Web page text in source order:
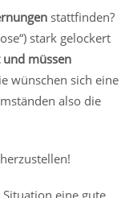
stattfinden?
stark gelockert
und müssen
wünschen sich eine
also die